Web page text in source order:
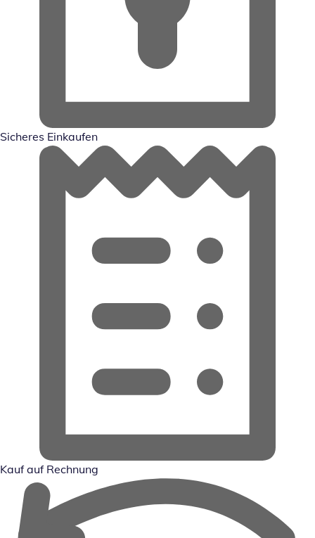
Sicheres Einkaufen
Kauf auf Rechnung